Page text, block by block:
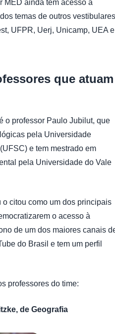
MED ainda tem acesso a
temas de outros vestibulares
UFPR, Uerj, Unicamp, UEA e
que atuam
o professor Paulo Jubilut, que
pela Universidade
e tem mestrado em
pela Universidade do Vale
citou como um dos principais
o acesso à
de um dos maiores canais
do Brasil e tem um perfil
professores do time:
de Geografia